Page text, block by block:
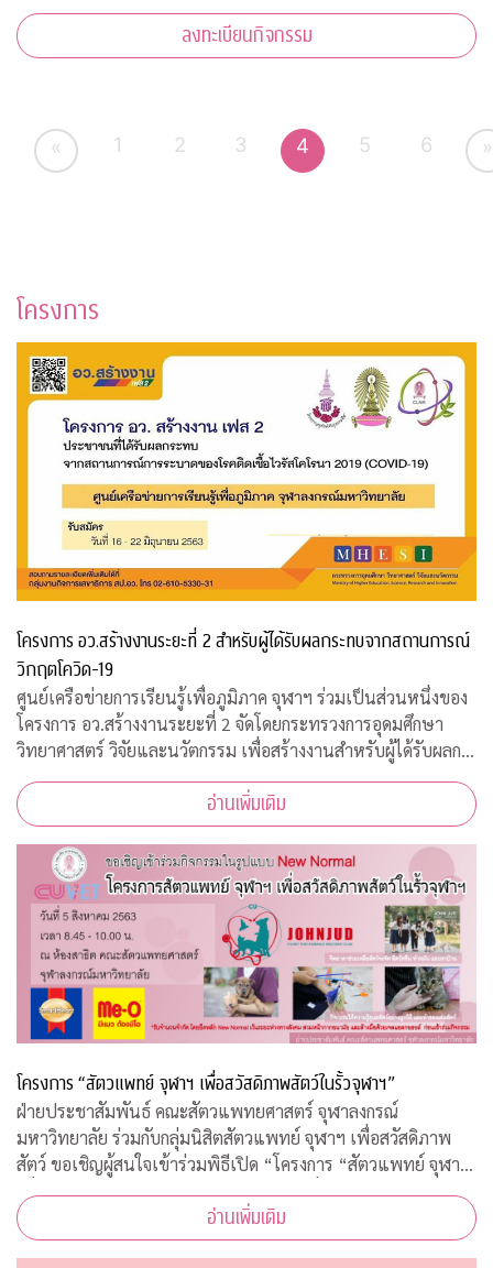
ลงทะเบียนกิจกรรม
« 1 2 3 4 5 6 »
โครงการ
โครงการ อว.สร้างงานระยะที่ 2 สำหรับผู้ได้รับผลกระทบจากสถานการณ์
วิกฤตโควิด-19
ศูนย์เครือข่ายการเรียนรู้เพื่อภูมิภาค จุฬาฯ ร่วมเป็นส่วนหนึ่งของ
โครงการ อว.สร้างงานระยะที่ 2 จัดโดยกระทรวงการอุดมศึกษา
วิทยาศาสตร์ วิจัยและนวัตกรรม เพื่อสร้างงานสำหรับผู้ได้รับผลก
ระทบจากสถานการณ์วิกฤตโควิด-19 เปิดรับสมัครประชาชนทั่วไป
จำนวน 200 อัตรา
อ่านเพิ่มเติม
โครงการ “สัตวแพทย์ จุฬาฯ เพื่อสวัสดิภาพสัตว์ในรั้วจุฬาฯ”
ฝ่ายประชาสัมพันธ์ คณะสัตวแพทยศาสตร์ จุฬาลงกรณ์
มหาวิทยาลัย ร่วมกับกลุ่มนิสิตสัตวแพทย์ จุฬาฯ เพื่อสวัสดิภาพ
สัตว์ ขอเชิญผู้สนใจเข้าร่วมพิธีเปิด “โครงการ “สัตวแพทย์ จุฬาฯ
เพื่อสวัสดิภาพสัตว์ในรั้วจุฬาฯ” ในวันพุธที่ 5 สิงหาคม 2563
เวลา 08.45 – 10.00 น. ณ ห้ออ่านเพิ่มเติม